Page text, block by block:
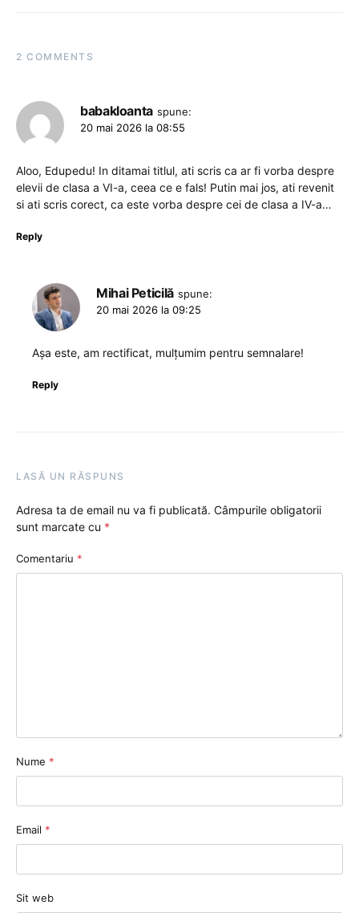
2 COMMENTS
babakloanta spune:
20 mai 2026 la 08:55
Aloo, Edupedu! In ditamai titlul, ati scris ca ar fi vorba despre
elevii de clasa a VI-a, ceea ce e fals! Putin mai jos, ati revenit
si ati scris corect, ca este vorba despre cei de clasa a IV-a…
Reply
Mihai Peticilă spune:
20 mai 2026 la 09:25
Așa este, am rectificat, mulțumim pentru semnalare!
Reply
LASĂ UN RĂSPUNS
Adresa ta de email nu va fi publicată. Câmpurile obligatorii
sunt marcate cu *
Comentariu *
Nume *
Email *
Sit web